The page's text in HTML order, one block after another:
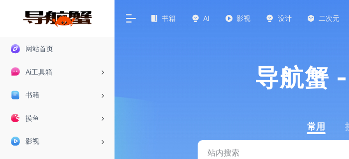
网站首页
Ai工具箱
书籍
摸鱼
影视
书籍 AI 影视 设计 二次元
导航蟹
常用